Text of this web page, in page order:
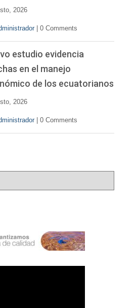
2026
0 Comments
estudio evidencia
en el manejo
de los ecuatorianos
2026
0 Comments